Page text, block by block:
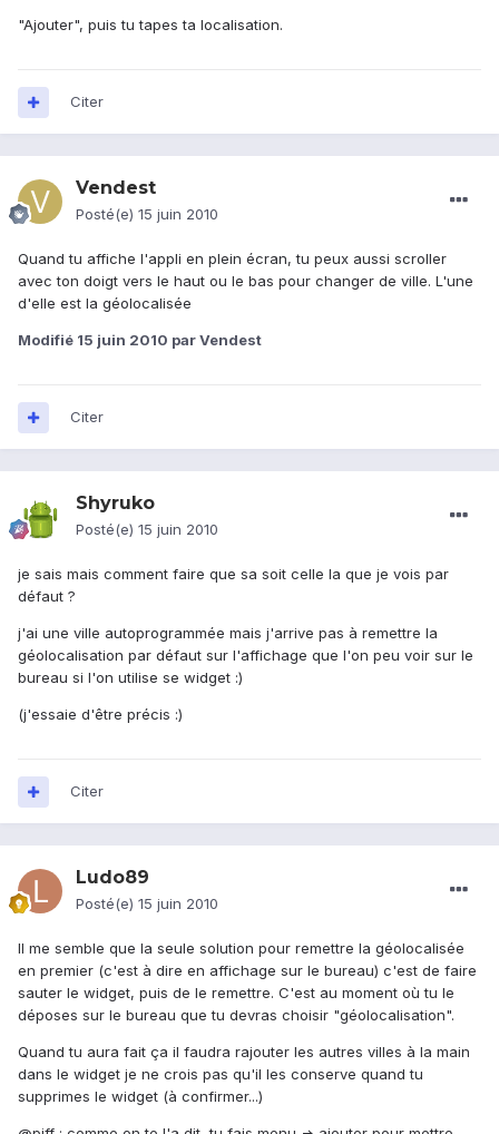
"Ajouter", puis tu tapes ta localisation.
Citer
Vendest
Posté(e) 15 juin 2010
Quand tu affiche l'appli en plein écran, tu peux aussi scroller
avec ton doigt vers le haut ou le bas pour changer de ville. L'une
d'elle est la géolocalisée
Modifié 15 juin 2010 par Vendest
Citer
Shyruko
Posté(e) 15 juin 2010
je sais mais comment faire que sa soit celle la que je vois par
défaut ?
j'ai une ville autoprogrammée mais j'arrive pas à remettre la
géolocalisation par défaut sur l'affichage que l'on peu voir sur le
bureau si l'on utilise se widget :)
(j'essaie d'être précis :)
Citer
Ludo89
Posté(e) 15 juin 2010
Il me semble que la seule solution pour remettre la géolocalisée
en premier (c'est à dire en affichage sur le bureau) c'est de faire
sauter le widget, puis de le remettre. C'est au moment où tu le
déposes sur le bureau que tu devras choisir "géolocalisation".
Quand tu aura fait ça il faudra rajouter les autres villes à la main
dans le widget je ne crois pas qu'il les conserve quand tu
supprimes le widget (à confirmer...)